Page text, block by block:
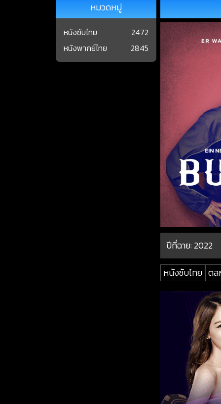
ปีที่ฉาย:2022
หนังซับไทย ต
หมวดหมู่
หนังซับไทย
2472
หนังพากย์ไทย
2845